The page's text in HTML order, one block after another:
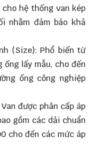
hệ thống van kép
nhằm đảm bảo khả
(Size): Phổ biến từ
ống lấy mẫu, cho đến
ống công nghiệp
được phân cấp áp
gồm các dải chuẩn
cho đến các mức áp